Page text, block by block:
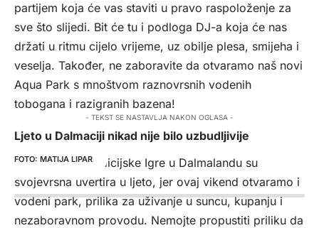
MATIJA LIPAR
partijem koja će vas staviti u pravo raspoloženje za
sve što slijedi. Bit će tu i podloga DJ-a koja će nas
držati u ritmu cijelo vrijeme, uz obilje plesa, smijeha i
veselja. Također, ne zaboravite da otvaramo naš novi
Aqua Park s mnoštvom raznovrsnih vodenih
tobogana i razigranih bazena!
- TEKST SE NASTAVLJA NAKON OGLASA -
Ljeto u Dalmaciji nikad nije bilo uzbudljivije
Dalmatinske Tradicijske Igre u Dalmalandu su
svojevrsna uvertira u ljeto, jer ovaj vikend otvaramo i
vodeni park, prilika za uživanje u suncu, kupanju i
nezaboravnom provodu. Nemojte propustiti priliku da